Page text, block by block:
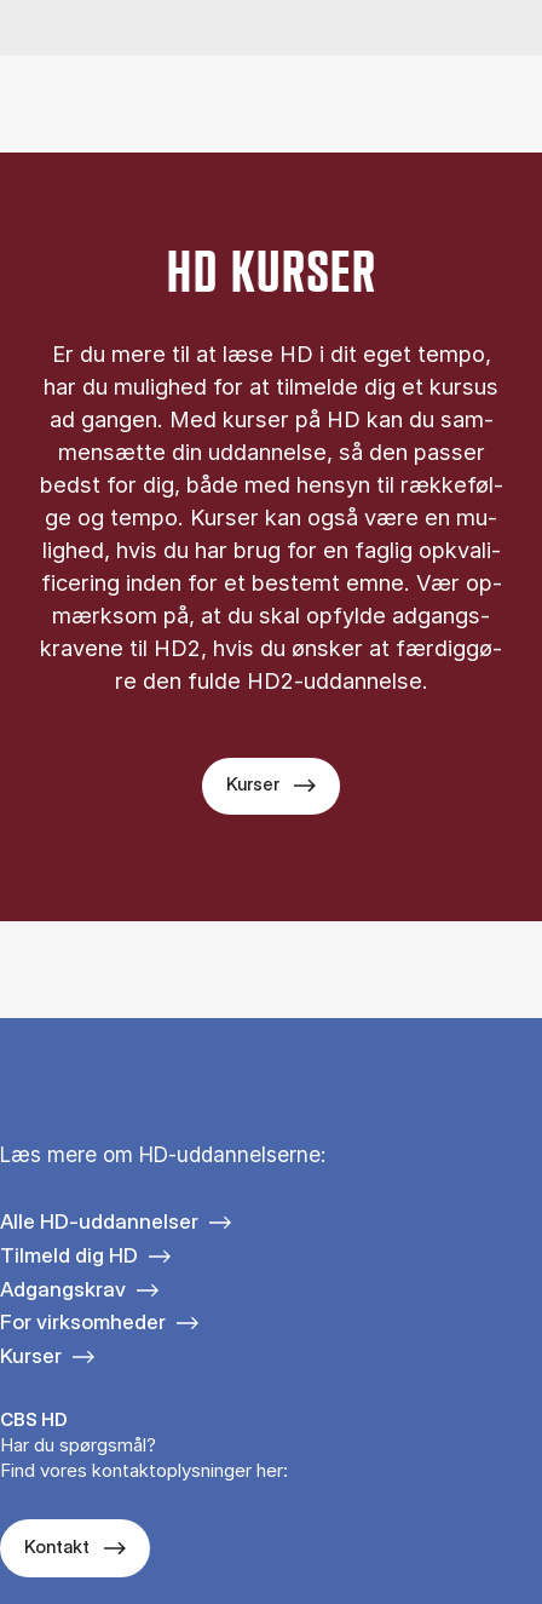
HD KURSER
Er du mere til at læse HD i dit eget tem­po,
har du mu­lig­hed for at til­mel­de dig et kur­sus
ad gan­gen. Med kur­ser på HD kan du sam­
men­sæt­te din ud­dan­nel­se, så den pas­ser
bedst for dig, både med hen­syn til ræk­ke­føl­
ge og tem­po. Kur­ser kan også være en mu­
lig­hed, hvis du har brug for en fag­lig opkva­li­
fi­ce­ring in­den for et be­stemt emne. Vær op­
mærk­som på, at du skal op­fyl­de ad­gangs­
kra­ve­ne til HD2, hvis du øn­sker at fær­dig­gø­
re den ful­de HD2-ud­dan­nel­se.
Kurser
Læs mere om HD-uddannelserne:
Alle HD-uddannelser
Tilmeld dig HD
Adgangskrav
For virksomheder
Kurser
CBS HD
Har du spørgsmål?
Find vores kontaktoplysninger her:
Kontakt